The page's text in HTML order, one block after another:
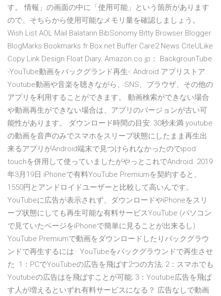
す。 情報」の画面の中に「使用可能」という箇所があります
ので、そちらから使用可能なメモリ量を確認しましょう。
Wish List AOL Mail Balatarin BibSonomy Bitty Browser Blogger
BlogMarks Bookmarks.fr Box.net Buffer Care2 News CiteULike
Copy Link Design Float Diary. Amazon.co.jp： BackgrounTube
-YouTube動画をバックグランド再生-: Android アプリストア.
Youtube動画や音楽を聴きながら、SNS、ブラウザ、その他の
アプリを利用することができます。 動画検索ができない場合
や動画再生ができない場合は、アプリのバージョンが古い可
能性があります。 ダウンロード時間の目安: 30秒未満 youtube
の動画を音声のみでスマホをスリープ状態にしたまま再生出
来るアプリがAndroid端末で見つけられなかったのでipod
touchを併用して使っていましたがやっとこれでAndroid 2019
年3月19日 iPhoneで有料YouTube Premiumを契約すると、
1550円とアンドロイドユーザーと比較して高いんです。
YouTubeに広告が表示されず、ダウンロードやiPhoneをスリ
ープ状態にしても再生可能な有料サービスYouTube (パソコン
で見ていたページをiPhoneで簡単に見ることが出来るし)
YouTube Premiumで動画をダウンロードしたりバックグラウ
ンドで再生するには · YouTubeをバックグラウンドで再生させ
た 1：PCでYouTubeの広告を飛ばす2つの方法; 2：スマホでも
Youtubeの広告はを飛ばすことが可能; 3：Youtube広告を飛ば
す人が増えるといずれ有料サービスになる？ 広告なしで動画